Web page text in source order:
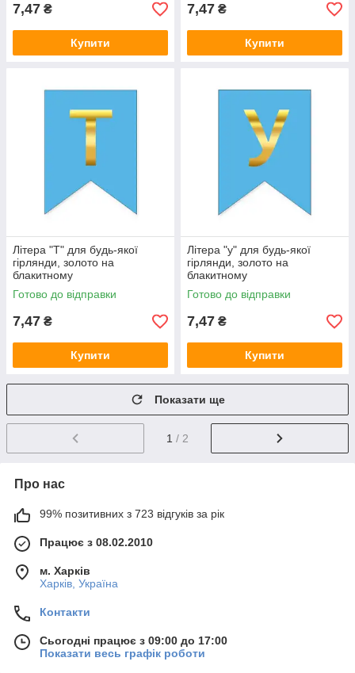
7,47 ₴
Купити
7,47 ₴
Купити
Літера "Т" для будь-якої
гірлянди, золото на
блакитному
Готово до відправки
7,47 ₴
Купити
Літера "у" для будь-якої
гірлянди, золото на
блакитному
Готово до відправки
7,47 ₴
Купити
Показати ще
1 / 2
Про нас
99% позитивних з 723 відгуків за рік
Працює з 08.02.2010
м. Харків
Харків, Україна
Контакти
Сьогодні працює з 09:00 до 17:00
Показати весь графік роботи